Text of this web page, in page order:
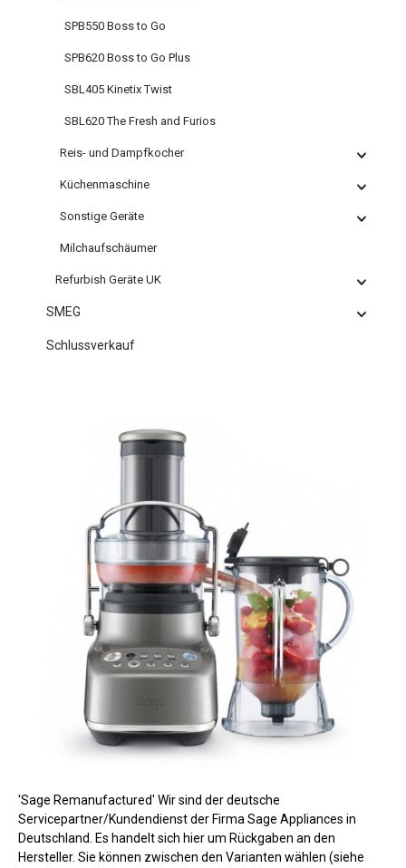
SPB550 Boss to Go
SPB620 Boss to Go Plus
SBL405 Kinetix Twist
SBL620 The Fresh and Furios
Reis- und Dampfkocher
Küchenmaschine
Sonstige Geräte
Milchaufschäumer
Refurbish Geräte UK
SMEG
Schlussverkauf
'Sage Remanufactured' Wir sind der deutsche
Servicepartner/Kundendienst der Firma Sage Appliances in
Deutschland. Es handelt sich hier um Rückgaben an den
Hersteller. Sie können zwischen den Varianten wählen (siehe